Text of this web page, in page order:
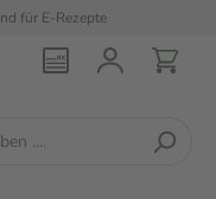
für E-Rezepte